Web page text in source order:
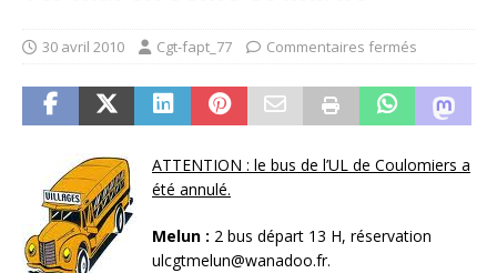
30 avril 2010 Cgt-fapt_77 Commentaires fermés
ATTENTION : le bus de l’UL de Coulomiers a
été annulé.
Melun : 2 bus départ 13 H, réservation
ulcgtmelun@wanadoo.fr.